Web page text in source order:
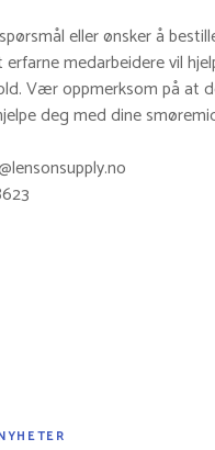
eller ønsker å
medarbeidere vil
Vær oppmerksom på at
deg med dine